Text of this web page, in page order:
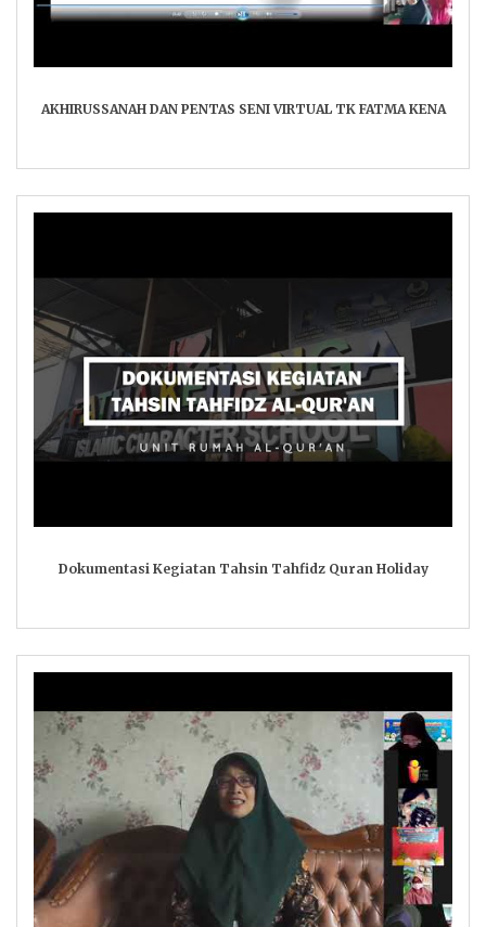
AKHIRUSSANAH DAN PENTAS SENI VIRTUAL TK FATMA KENA
Dokumentasi Kegiatan Tahsin Tahfidz Quran Holiday